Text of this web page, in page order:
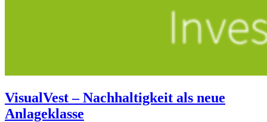
VisualVest – Nachhaltigkeit als neue
Anlageklasse